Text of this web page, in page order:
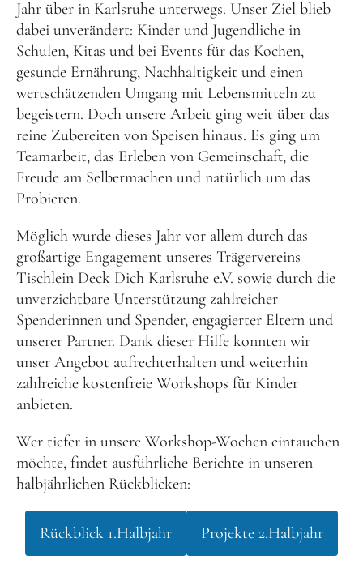
Winterzauber
Projekttag im KiKoMo
Projekt „Iss dich klug“
Kräuterwanderung und Outdoorkochen
Für KiTas
Frühlingsküche & Sprachschätze – Mit allen Sinnen
lernen
Offene Angebote
Werde Klimabotschafter:in
Outdoor Koch-Geburtstag
Groß & Klein-Kochworkshop
Kindergeburtstag im KiKoMo
FSJ/BFD/FÖJ
Spenden
Schenk ein Lächeln, statt ein Geschenk!
Kontakt
Jahr über in Karlsruhe unterwegs. Unser Ziel blieb
dabei unverändert: Kinder und Jugendliche in
Schulen, Kitas und bei Events für das Kochen,
gesunde Ernährung, Nachhaltigkeit und einen
wertschätzenden Umgang mit Lebensmitteln zu
begeistern. Doch unsere Arbeit ging weit über das
reine Zubereiten von Speisen hinaus. Es ging um
Teamarbeit, das Erleben von Gemeinschaft, die
Freude am Selbermachen und natürlich um das
Probieren.
Möglich wurde dieses Jahr vor allem durch das
großartige Engagement unseres Trägervereins
Tischlein Deck Dich Karlsruhe e.V. sowie durch die
unverzichtbare Unterstützung zahlreicher
Spenderinnen und Spender, engagierter Eltern und
unserer Partner. Dank dieser Hilfe konnten wir
unser Angebot aufrechterhalten und weiterhin
zahlreiche kostenfreie Workshops für Kinder
anbieten.
Wer tiefer in unsere Workshop-Wochen eintauchen
möchte, findet ausführliche Berichte in unseren
halbjährlichen Rückblicken:
Rückblick 1.Halbjahr Projekte 2.Halbjahr